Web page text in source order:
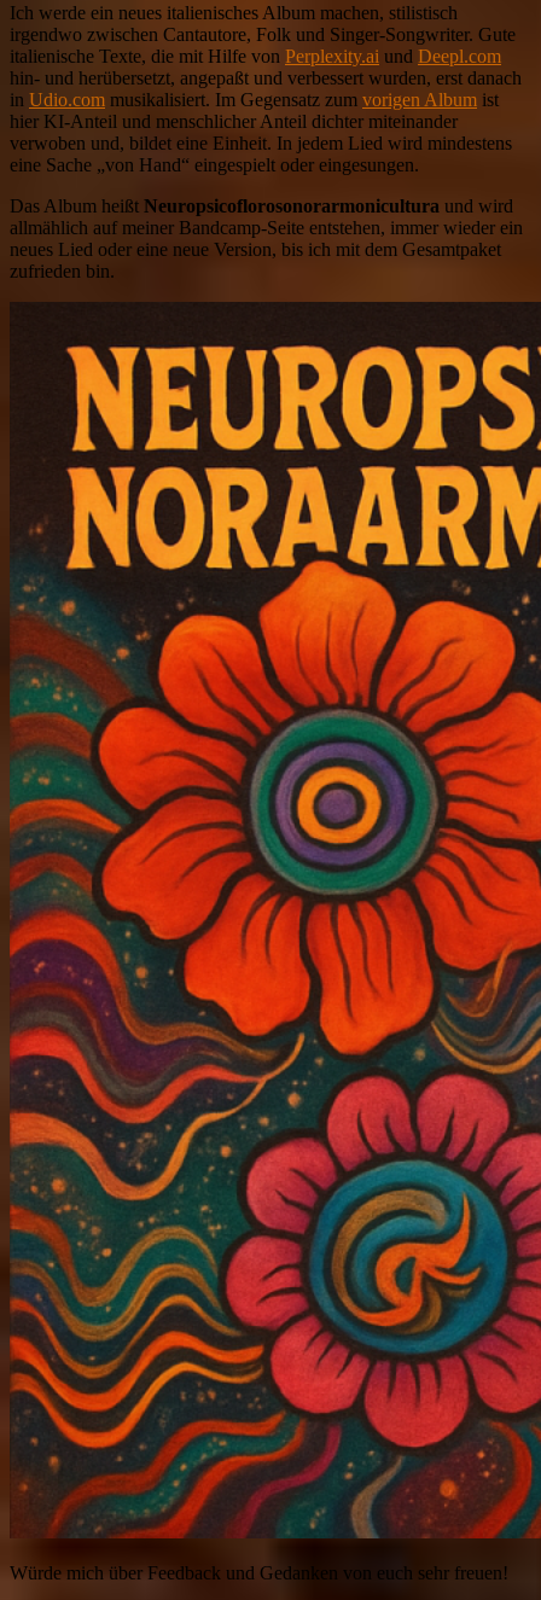
Ich werde ein neues italienisches Album machen, stilistisch
irgendwo zwischen Cantautore, Folk und Singer-Songwriter. Gute
italienische Texte, die mit Hilfe von Perplexity.ai und Deepl.com
hin- und herübersetzt, angepaßt und verbessert wurden, erst danach
in Udio.com musikalisiert. Im Gegensatz zum vorigen Album ist
hier KI-Anteil und menschlicher Anteil dichter miteinander
verwoben und, bildet eine Einheit. In jedem Lied wird mindestens
eine Sache „von Hand“ eingespielt oder eingesungen.
Das Album heißt Neuropsicoflorosonorarmonicultura und wird
allmählich auf meiner Bandcamp-Seite entstehen, immer wieder ein
neues Lied oder eine neue Version, bis ich mit dem Gesamtpaket
zufrieden bin.
Würde mich über Feedback und Gedanken von euch sehr freuen!